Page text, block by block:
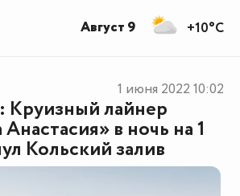
лайнер
в ночь на 1
Кольский залив
1 июня 2022 10:02
+10°C
Август 9